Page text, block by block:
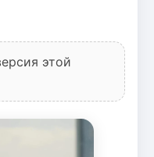
этой